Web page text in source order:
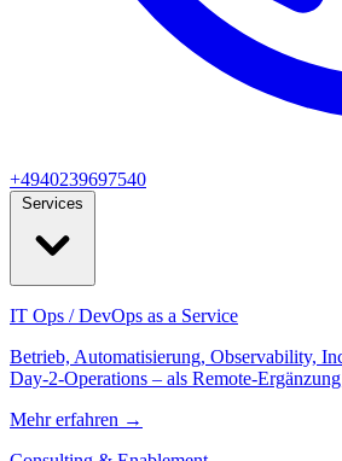
+4940239697540
Services
IT Ops / DevOps as a Service
Betrieb, Automatisierung, Observability,
Day‑2‑Operations – als Remote-
Mehr erfahren →